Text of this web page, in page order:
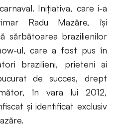
Inițiativa, care i-a
Radu Mazăre, își
sărbătoarea brazilienilor
ul, care a fost pus în
brazilieni, prieteni ai
de succes, drept
în vara lui 2012,
și identificat exclusiv